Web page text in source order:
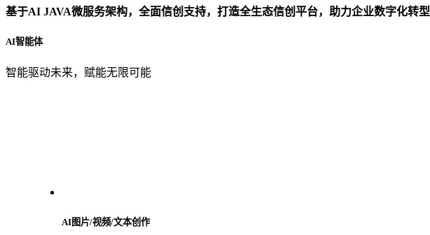
基于AI JAVA微服务架构，全面信创支持，打造全生态信创平台，助力企业数字化转型
AI智能体
智能驱动未来，赋能无限可能
AI图片/视频/文本创作